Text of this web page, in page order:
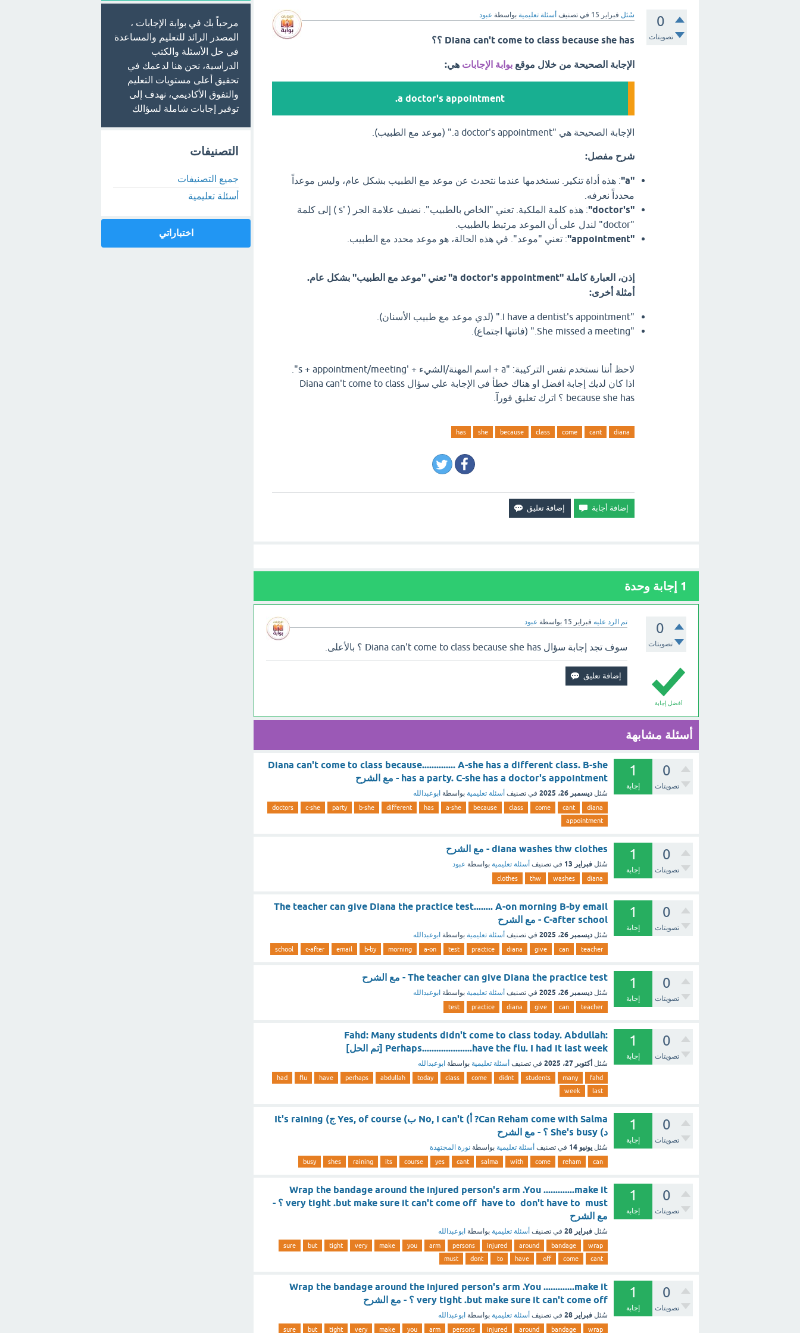
0
تصويتات
سُئل فبراير 15 في تصنيف أسئلة تعليمية بواسطة عبود
Diana can't come to class because she has ؟؟
الإجابة الصحيحة من خلال موقع بوابة الإجابات هي:
a doctor's appointment.
الإجابة الصحيحة هي "a doctor's appointment." (موعد مع الطبيب).
شرح مفصل:
"a"
: هذه أداة تنكير. نستخدمها عندما نتحدث عن موعد مع الطبيب بشكل عام، وليس موعداً
محدداً نعرفه.
"doctor's"
: هذه كلمة الملكية. تعني "الخاص بالطبيب". نضيف علامة الجر ( 's ) إلى كلمة
"doctor" لندل على أن الموعد مرتبط بالطبيب.
"appointment" : تعني "موعد". في هذه الحالة، هو موعد محدد مع الطبيب.
إذن، العبارة كاملة "a doctor's appointment" تعني "موعد مع الطبيب" بشكل عام.
أمثلة أخرى:
"I have a dentist's appointment." (لدي موعد مع طبيب الأسنان).
"She missed a meeting." (فاتتها اجتماع).
لاحظ أننا نستخدم نفس التركيبة: "a + اسم المهنة/الشيء + 's + appointment/meeting".
اذا كان لديك إجابة افضل او هناك خطأ في الإجابة علي سؤال Diana can't come to class
because she has ؟ اترك تعليق فورآ.
diana
cant
come
class
because
she
has
1 إجابة وحدة
0
تصويتات
تم الرد عليه فبراير 15 بواسطة عبود
أفضل إجابة
سوف تجد إجابة سؤال Diana can't come to class because she has ؟ بالأعلى.
أسئلة مشابهة
0
تصويتات
1
إجابة
Diana can't come to class because.............. A-she has a different class. B-she
has a party. C-she has a doctor's appointment - مع الشرح
سُئل ديسمبر 26، 2025 في تصنيف أسئلة تعليمية بواسطة ابوعبدالله
diana
cant
come
class
because
a-she
has
different
b-she
party
c-she
doctors
appointment
0
تصويتات
1
إجابة
diana washes thw clothes - مع الشرح
سُئل فبراير 13 في تصنيف أسئلة تعليمية بواسطة عبود
diana
washes
thw
clothes
0
تصويتات
1
إجابة
The teacher can give Diana the practice test........ A-on morning B-by email
C-after school - مع الشرح
سُئل ديسمبر 26، 2025 في تصنيف أسئلة تعليمية بواسطة ابوعبدالله
teacher
can
give
diana
practice
test
a-on
morning
b-by
email
c-after
school
0
تصويتات
1
إجابة
The teacher can give Diana the practice test - مع الشرح
سُئل ديسمبر 26، 2025 في تصنيف أسئلة تعليمية بواسطة ابوعبدالله
teacher
can
give
diana
practice
test
0
تصويتات
1
إجابة
Fahd: Many students didn't come to class today. Abdullah:
Perhaps.....................have the flu. I had it last week [تم الحل]
سُئل أكتوبر 27، 2025 في تصنيف أسئلة تعليمية بواسطة ابوعبدالله
fahd
many
students
didnt
come
class
today
abdullah
perhaps
have
flu
had
last
week
0
تصويتات
1
إجابة
Can Reham come with Salma? أ) No, I can't ب) Yes, of course ج) It's raining
د) She's busy ؟ - مع الشرح
سُئل يونيو 14 في تصنيف أسئلة تعليمية بواسطة نورة المجتهدة
can
reham
come
with
salma
cant
yes
course
its
raining
shes
busy
0
تصويتات
1
إجابة
Wrap the bandage around the injured person's arm .You .............make it
very tight .but make sure it can't come off have to don't have to must ؟ -
مع الشرح
سُئل فبراير 28 في تصنيف أسئلة تعليمية بواسطة ابوعبدالله
wrap
bandage
around
injured
persons
arm
you
make
very
tight
but
sure
cant
come
off
have
to
dont
must
0
تصويتات
1
إجابة
Wrap the bandage around the injured person's arm .You .............make it
very tight .but make sure it can't come off ؟ - مع الشرح
سُئل فبراير 28 في تصنيف أسئلة تعليمية بواسطة ابوعبدالله
wrap
bandage
around
injured
persons
arm
you
make
very
tight
but
sure
مرحباً بك في بوابة الإجابات ،
المصدر الرائد للتعليم والمساعدة
في حل الأسئلة والكتب
الدراسية، نحن هنا لدعمك في
تحقيق أعلى مستويات التعليم
والتفوق الأكاديمي، نهدف إلى
توفير إجابات شاملة لسؤالك
التصنيفات
جميع التصنيفات
أسئلة تعليمية
اختباراتي